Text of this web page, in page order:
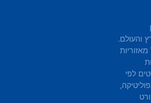
והעולם.
לפי